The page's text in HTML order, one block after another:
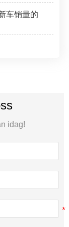
车销量的
idag!